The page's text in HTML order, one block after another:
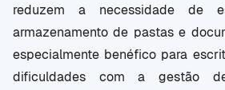
reduzem a necessidade de
armazenamento de pastas e
especialmente benéfico para
dificuldades com a gestão